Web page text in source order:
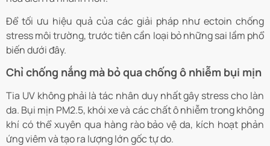
Để tối ưu hiệu quả của các giải pháp như ectoin chống
stress môi trường, trước tiên cần loại bỏ những sai lầm phổ
biến dưới đây.
Chỉ chống nắng mà bỏ qua chống ô nhiễm bụi mịn
Tia UV không phải là tác nhân duy nhất gây stress cho làn
da. Bụi mịn PM2.5, khói xe và các chất ô nhiễm trong không
khí có thể xuyên qua hàng rào bảo vệ da, kích hoạt phản
ứng viêm và tạo ra lượng lớn gốc tự do.